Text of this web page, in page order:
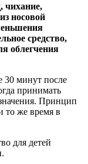
чихание,
носовой
средство,
облегчения
30 минут после
принимать
Принцип
то же время в
для детей